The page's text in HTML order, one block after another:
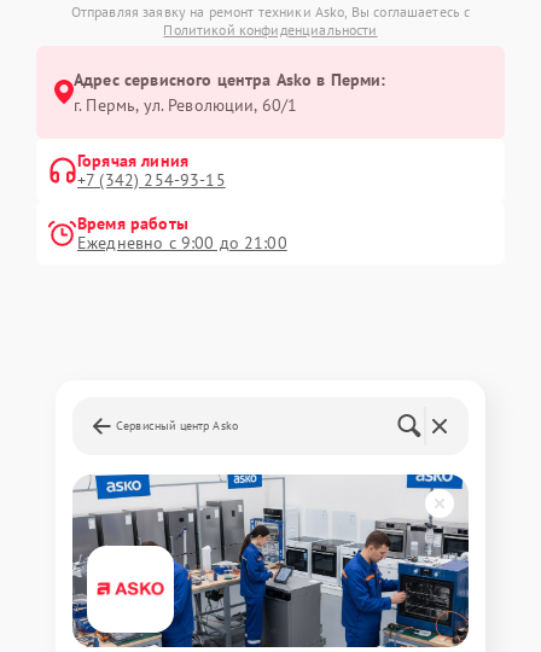
Отправляя заявку на ремонт техники Asko, Вы соглашаетесь с
Политикой конфиденциальности
Адрес сервисного центра Asko в Перми:
г. Пермь, ул. ​Революции, 60/1
Горячая линия
+7 (342) 254-93-15
Время работы
Ежедневно с 9:00 до 21:00
Сервисный центр Asko